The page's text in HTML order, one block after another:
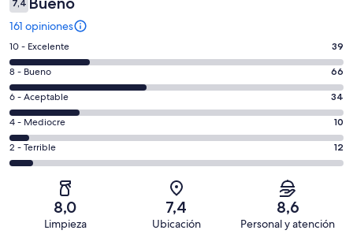
7,4
161 opiniones
Evaluación:
10
-
Excelente.
39
de
161
opiniones
10 - Excelente 39
Evaluación:
8
-
Bueno.
66
de
opiniones
8 - Bueno 66
Evaluación:
6
-
Aceptable.
34
opiniones
6 - Aceptable 34
Evaluación:
4
-
4 - Mediocre 10
Evaluación:
2
Terrible.
2 - Terrible 12
8,0
Limpieza
7,4
Ubicación
8,6
Personal y atención